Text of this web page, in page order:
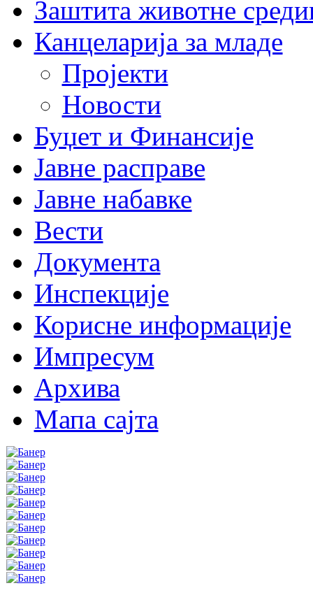
Заштита животне
Канцеларија за младе
Пројекти
Новости
Буџет и Финансије
Јавне расправе
Јавне набавке
Вести
Документа
Инспекције
Корисне информације
Импресум
Архива
Мапа сајта